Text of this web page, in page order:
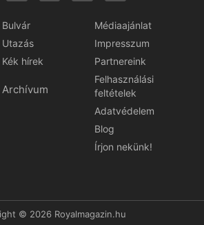
Bulvár
Utazás
Kék hírek
Archívum
Médiaajánlat
Impresszum
Partnereink
Felhasználási
feltételek
Adatvédelem
Blog
Írjon nekünk!
© 2026 Royalmagazin.hu